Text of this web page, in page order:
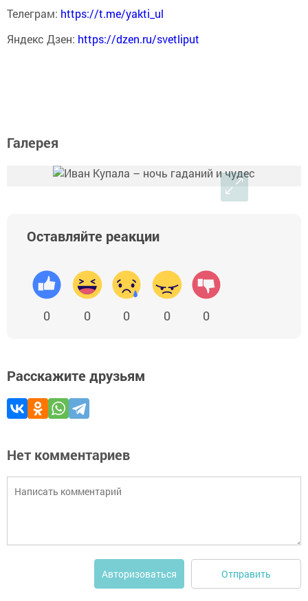
Телеграм: https://t.me/yakti_ul
Яндекс Дзен: https://dzen.ru/svetliput
Галерея
Оставляйте реакции
0 0 0 0 0
Расскажите друзьям
Нет комментариев
Авторизоваться Отправить